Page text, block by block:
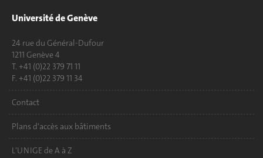
Université de Genève
24 rue du Général-Dufour
1211 Genève 4
T. +41 (0)22 379 71 11
F. +41 (0)22 379 11 34
Contact
Plans d'accès aux bâtiments
L'UNIGE de A à Z